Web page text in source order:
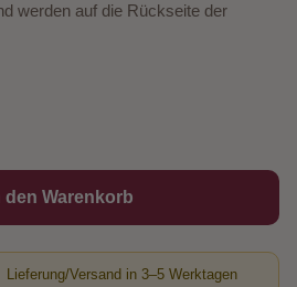
werden auf die Rückseite der
den Warenkorb
Versand in 3–5 Werktagen